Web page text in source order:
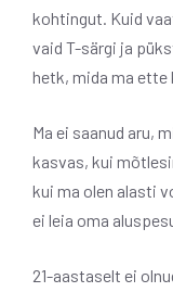
kohtingut. Kuid
vaid T-särgi ja
hetk, mida ma ette
Ma ei saanud aru,
kasvas, kui
kui ma olen alasti
ei leia oma
21-aastaselt ei